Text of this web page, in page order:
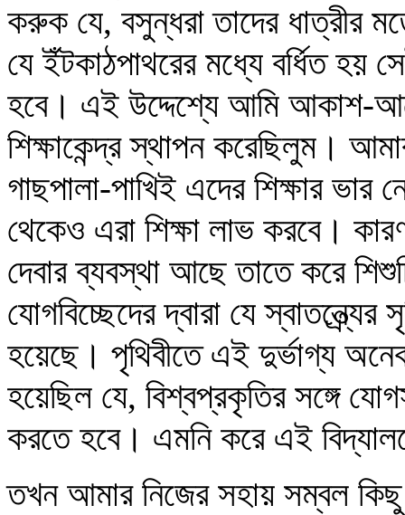
করুক যে, বসুন্ধরা তাদের ধাত্রীর
যে ইঁটকাঠপাথরের মধ্যে বর্ধিত হয়
হবে। এই উদ্দেশ্যে আমি আকাশ-
শিক্ষাকেন্দ্র স্থাপন করেছিলুম।
গাছপালা-পাখিই এদের শিক্ষার
থেকেও এরা শিক্ষা লাভ করবে।
দেবার ব্যবস্থা আছে তাতে করে
যোগবিচ্ছেদের দ্বারা যে
হয়েছে। পৃথিবীতে এই দুর্ভাগ্য
হয়েছিল যে, বিশ্বপ্রকৃতির সঙ্গে
করতে হবে। এমনি করে এই
তখন আমার নিজের সহায় সম্বল কিছু